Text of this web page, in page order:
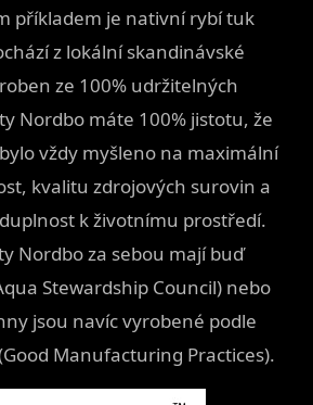
příkladem je nativní rybí tuk
z lokální skandinávské
ze 100% udržitelných
Nordbo máte 100% jistotu, že
vždy myšleno na maximální
kvalitu zdrojových surovin a
k životnímu prostředí.
Nordbo za sebou mají buď
Stewardship Council) nebo
jsou navíc vyrobené podle
Manufacturing Practices).